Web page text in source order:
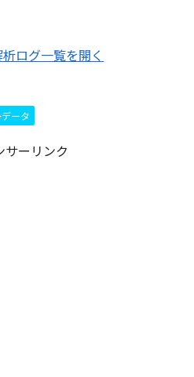
ログ一覧を開く
ータ
サーリンク